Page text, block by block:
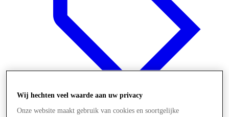
Wij hechten veel waarde aan uw privacy
Onze website maakt gebruik van cookies en soortgelijke